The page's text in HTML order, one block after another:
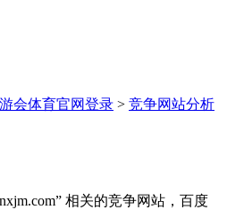
会体育官网登录 > 竞争网站分析
相关的竞争网站，百度